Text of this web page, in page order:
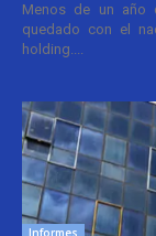
Menos de un año
quedado con el
holding....
Informes